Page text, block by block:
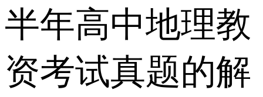
半年高中地理教
资考试真题的解